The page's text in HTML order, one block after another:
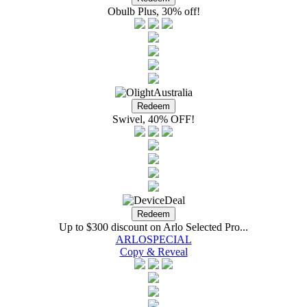
Obulb Plus, 30% off!
Swivel, 40% OFF!
Up to $300 discount on Arlo Selected Pro...
ARLOSPECIAL
Copy & Reveal